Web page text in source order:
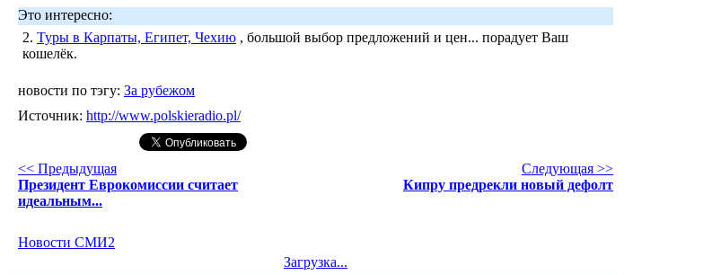
Это интересно:
2. Туры в Карпаты, Египет, Чехию , большой выбор предложений и цен... порадует Ваш
кошелёк.
новости по тэгу: За рубежом
Источник: http://www.polskieradio.pl/
<< Предыдущая
Президент Еврокомиссии считает
идеальным...
Следующая >>
Кипру предрекли новый дефолт
Новости СМИ2
Загрузка...